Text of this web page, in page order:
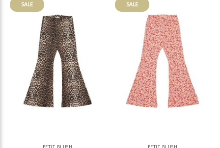
SALE
PETIT BLUSH
SALE
PETIT BLUSH